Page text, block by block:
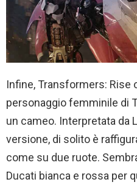
Infine, Transformers:
personaggio femminile di
un cameo. Interpretata da
versione, di solito è
come su due ruote.
Ducati bianca e rossa per